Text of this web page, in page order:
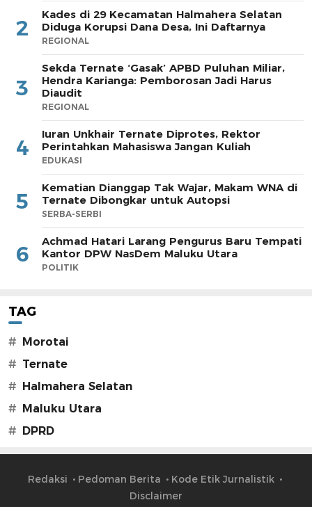
2
Kades di 29 Kecamatan Halmahera Selatan
Diduga Korupsi Dana Desa, Ini Daftarnya
REGIONAL
3
Sekda Ternate ‘Gasak’ APBD Puluhan Miliar,
Hendra Karianga: Pemborosan Jadi Harus
Diaudit
REGIONAL
4
Iuran Unkhair Ternate Diprotes, Rektor
Perintahkan Mahasiswa Jangan Kuliah
EDUKASI
5
Kematian Dianggap Tak Wajar, Makam WNA di
Ternate Dibongkar untuk Autopsi
SERBA-SERBI
6
Achmad Hatari Larang Pengurus Baru Tempati
Kantor DPW NasDem Maluku Utara
POLITIK
TAG
# Morotai
# Ternate
# Halmahera Selatan
# Maluku Utara
# DPRD
Redaksi Pedoman Berita
Kode Etik Jurnalistik
Disclaimer